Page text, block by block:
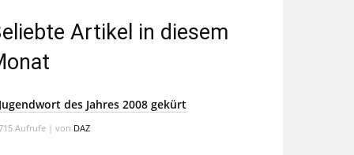
Artikel in diesem
des Jahres 2008 gekürt
Aufrufe | von DAZ